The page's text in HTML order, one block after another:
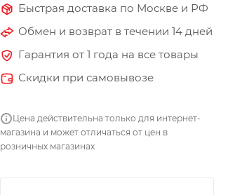
Быстрая доставка по Москве и РФ
Обмен и возврат в течении 14 дней
Гарантия от 1 года на все товары
Скидки при самовывозе
Цена действительна только для интернет-
магазина и может отличаться от цен в
розничных магазинах